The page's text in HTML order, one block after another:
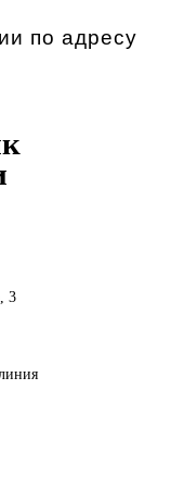
по адресу
3